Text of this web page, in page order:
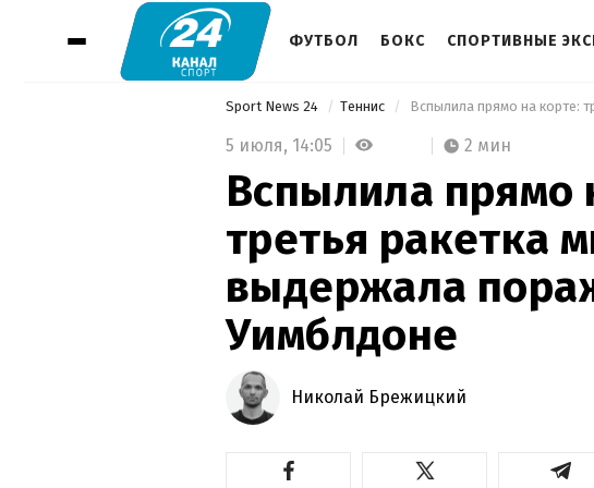
ФУТБОЛ БОКС СПОРТИВНЫЕ
Sport News 24 Теннис
5 июля, 14:05 2 мин
Вспылила прямо
третья ракетка
выдержала
Уимблдоне
Николай Брежицкий